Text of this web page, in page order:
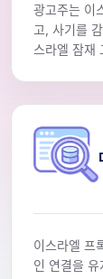
광고주는 이
고, 사기를
스라엘 잠재
이스라엘 프
인 연결을